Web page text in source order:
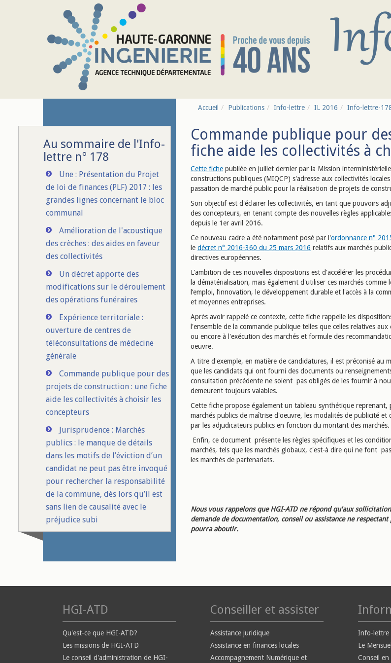
Au sommaire de l'Info-
lettre n° 178
Une : Présentation du Projet
de loi de finances (PLF) 2017 : les
grandes lignes concernant le bloc
communal
Amélioration de l'acoustique
des crèches : des aides en faveur
des collectivités
Un décret apporte des
modifications sur le déroulement
des opérations funéraires
Expérience territoriale :
ouverture de centres de
téléconsultations de médecine
générale
Commande publique pour des
projets de construction : une fiche
aide les collectivités à choisir les
concepteurs
Jurisprudence : Marchés
publics : le manque de détails
dans les motifs de l’éviction d’un
candidat ne peut pas être invoqué
pour rechercher la responsabilité
de la commune, dès lors qu’il est
sans lien de causalité avec le
préjudice subi
Accueil Publications Info-lettre IL 2016 Info-lettre-
Commande publique pour
fiche aide les collectivités à
Cette fiche publiée en juillet dernier par la Mission
constructions publiques (MIQCP) s'adresse aux collectivités
passation de marché public pour la réalisation de projets de
Son objectif est d'éclairer les collectivités, en tant que pouvoirs
des concepteurs, en tenant compte des nouvelles règles
depuis le 1er avril 2016.
Ce nouveau cadre a été notamment posé par l'ordonnance n°
le décret n° 2016-360 du 25 mars 2016 relatifs aux marchés
directives européennes.
L'ambition de ces nouvelles dispositions est d'accélérer les
la dématérialisation, mais également d'utiliser ces marchés comme
l’emploi, l’innovation, le développement durable et l'accès à la
et moyennes entreprises.
Après avoir rappelé ce contexte, cette fiche rappelle les
l'ensemble de la commande publique telles que celles relatives
ou encore à l'exécution des marchés et formule des
oeuvre.
A titre d'exemple, en matière de candidatures, il est préconisé au
que les candidats qui ont fourni des documents ou
consultation précédente ne soient pas obligés de les fournir à
demeurent toujours valables.
Cette fiche propose également un tableau synthétique reprenant,
marchés publics de maîtrise d'oeuvre, les modalités de publicité et
par les adjudicateurs publics en fonction du montant des marchés.
Enfin, ce document présente les règles spécifiques et les
marchés, tels que les marchés globaux, c'est-à dire qui ne font
les marchés de partenariats.
Nous vous rappelons que HGI-ATD ne répond qu'aux
demande de documentation, conseil ou assistance ne
pourra aboutir.
HGI-ATD
Qu'est-ce que HGI-ATD?
Les missions de HGI-ATD
Le conseil d'administration de HGI-
Conseiller et assister
Assistance juridique
Assistance en finances locales
Accompagnement Numérique et
Info-lettre
Le
Conseil